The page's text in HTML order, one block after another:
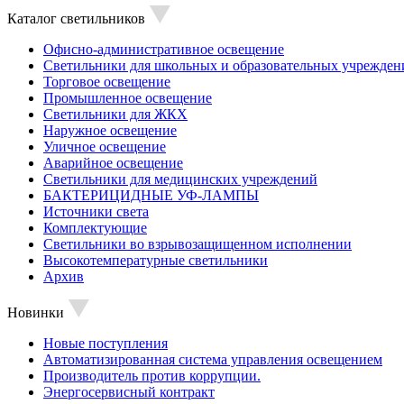
Каталог светильников
Офисно-административное освещение
Светильники для школьных и образовательных
Торговое освещение
Промышленное освещение
Светильники для ЖКХ
Наружное освещение
Уличное освещение
Аварийное освещение
Светильники для медицинских учреждений
БАКТЕРИЦИДНЫЕ УФ-ЛАМПЫ
Источники света
Комплектующие
Светильники во взрывозащищенном исполнении
Высокотемпературные светильники
Архив
Новинки
Новые поступления
Автоматизированная система управления освещением
Производитель против коррупции.
Энергосервисный контракт